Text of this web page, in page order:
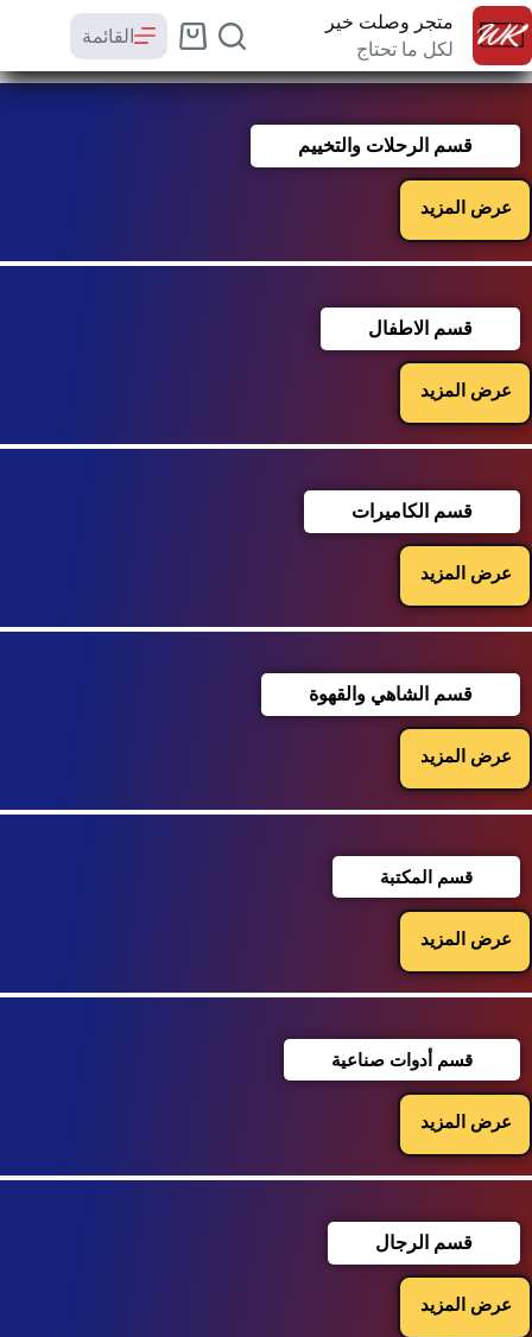
متجر وصلت خير
لكل ما تحتاج
القائمة
قسم الرحلات والتخييم
عرض المزيد
قسم الاطفال
عرض المزيد
قسم الكاميرات
عرض المزيد
قسم الشاهي والقهوة
عرض المزيد
قسم المكتبة
عرض المزيد
قسم أدوات صناعية
عرض المزيد
قسم الرجال
عرض المزيد